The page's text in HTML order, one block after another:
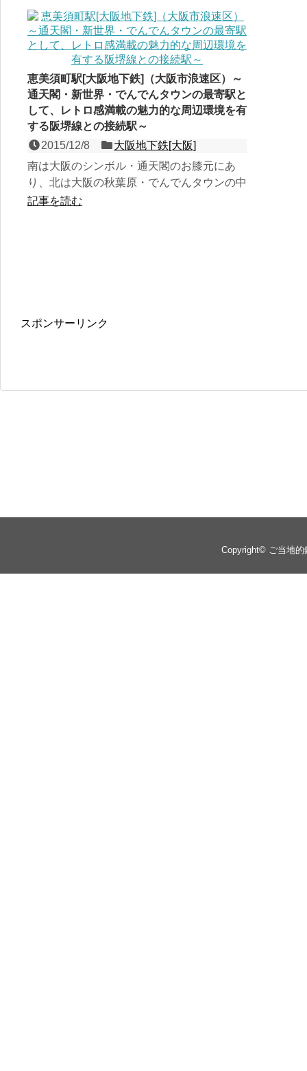
恵美須町駅[大阪地下鉄]（大阪市浪速区）～
通天閣・新世界・でんでんタウンの最寄駅と
して、レトロ感満載の魅力的な周辺環境を有
する阪堺線との接続駅～
2015/12/8
大阪地下鉄[大阪]
南は大阪のシンボル・通天閣のお膝元にあ
り、北は大阪の秋葉原・でんでんタウンの中
に位置する、堺筋線の１面２線の地下駅。駅
記事を読む
スポンサーリンク
Copyright© ご当地